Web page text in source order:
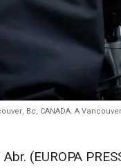
Bc, CANADA: A
(EUROPA